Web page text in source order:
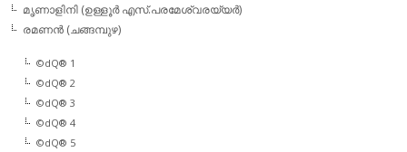
മൃണാളിനി (ഉള്ളൂര്‍ എസ്.പരമേശ്വരയ്യര്‍)
രമണന്‍ (ചങ്ങമ്പുഴ)
©dQ® 1
©dQ® 2
©dQ® 3
©dQ® 4
©dQ® 5